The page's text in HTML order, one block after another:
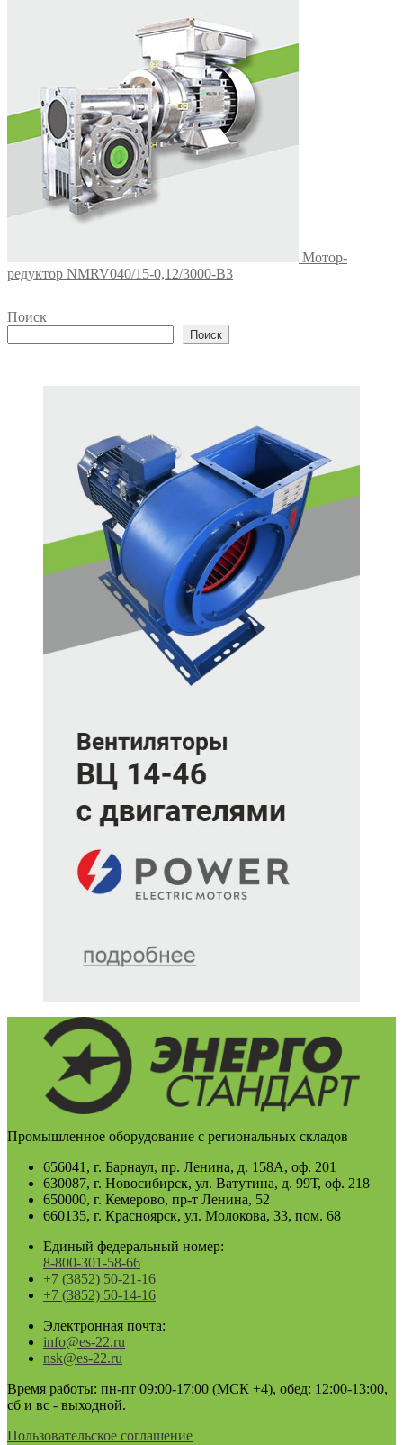
Мотор-
редуктор NMRV040/15-0,12/3000-B3
Поиск
Поиск
Промышленное оборудование с региональных складов
656041, г. Барнаул, пр. Ленина, д. 158А, оф. 201
630087, г. Новосибирск, ул. Ватутина, д. 99Т, оф. 218
650000, г. Кемерово, пр-т Ленина, 52
660135, г. Красноярск, ул. Молокова, 33, пом. 68
Единый федеральный номер:
8-800-301-58-66
+7 (3852) 50-21-16
+7 (3852) 50-14-16
Электронная почта:
info@es-22.ru
nsk@es-22.ru
Время работы: пн-пт 09:00-17:00 (МСК +4), обед: 12:00-13:00,
сб и вс - выходной.
Пользовательское соглашение